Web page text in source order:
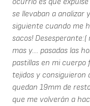
se llevaban a analizar
siguiente cuando me
sacos!
mas y.... pasadas las
pastillas en mi
tejidos y consiguieron
quedan 19mm de
que me volverán a